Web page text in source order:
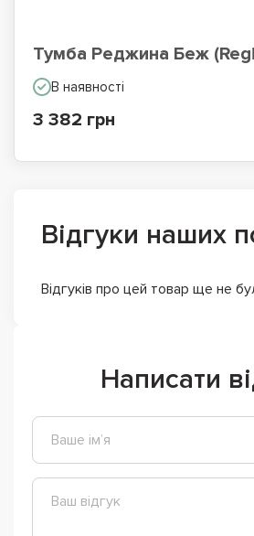
Тумба Реджина Беж
В наявності
3 382 грн
Відгуки наших
Відгуків про цей товар ще не
Написати